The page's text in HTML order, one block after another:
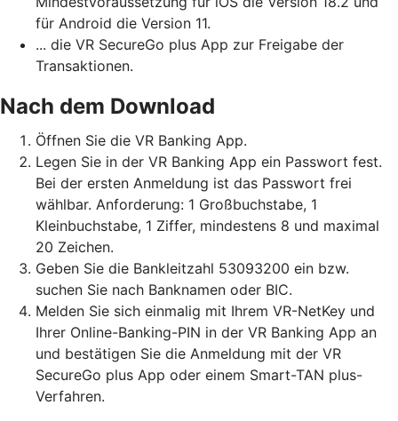
für Android die Version 11.
... die VR SecureGo plus App zur Freigabe der
Transaktionen.
Nach dem Download
Öffnen Sie die VR Banking App.
Legen Sie in der VR Banking App ein Passwort fest.
Bei der ersten Anmeldung ist das Passwort frei
wählbar. Anforderung: 1 Großbuchstabe, 1
Kleinbuchstabe, 1 Ziffer, mindestens 8 und maximal
20 Zeichen.
Geben Sie die Bankleitzahl 53093200 ein bzw.
suchen Sie nach Banknamen oder BIC.
Melden Sie sich einmalig mit Ihrem VR-NetKey und
Ihrer Online-Banking-PIN in der VR Banking App an
und bestätigen Sie die Anmeldung mit der VR
SecureGo plus App oder einem Smart-TAN plus-
Verfahren.